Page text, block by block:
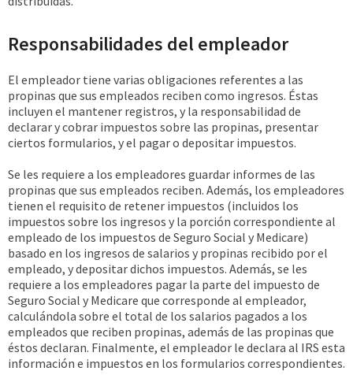
Responsabilidades del empleador
El empleador tiene varias obligaciones referentes a las
propinas que sus empleados reciben como ingresos. Éstas
incluyen el mantener registros, y la responsabilidad de
declarar y cobrar impuestos sobre las propinas, presentar
ciertos formularios, y el pagar o depositar impuestos.
Se les requiere a los empleadores guardar informes de las
propinas que sus empleados reciben. Además, los empleadores
tienen el requisito de retener impuestos (incluidos los
impuestos sobre los ingresos y la porción correspondiente al
empleado de los impuestos de Seguro Social y Medicare)
basado en los ingresos de salarios y propinas recibido por el
empleado, y depositar dichos impuestos. Además, se les
requiere a los empleadores pagar la parte del impuesto de
Seguro Social y Medicare que corresponde al empleador,
calculándola sobre el total de los salarios pagados a los
empleados que reciben propinas, además de las propinas que
éstos declaran. Finalmente, el empleador le declara al IRS esta
información e impuestos en los formularios correspondientes.